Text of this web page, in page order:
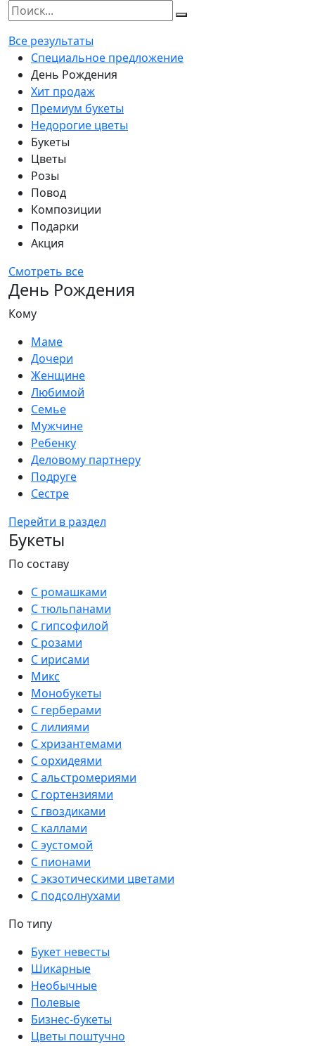
Все результаты
Специальное предложение
День Рождения
Хит продаж
Премиум букеты
Недорогие цветы
Букеты
Цветы
Розы
Повод
Композиции
Подарки
Акция
Смотреть все
День Рождения
Кому
Маме
Дочери
Женщине
Любимой
Семье
Мужчине
Ребенку
Деловому партнеру
Подруге
Сестре
Перейти в раздел
Букеты
По составу
С ромашками
С тюльпанами
С гипсофилой
С розами
С ирисами
Микс
Монобукеты
С герберами
С лилиями
С хризантемами
С орхидеями
С альстромериями
С гортензиями
С гвоздиками
С каллами
С эустомой
С пионами
С экзотическими цветами
С подсолнухами
По типу
Букет невесты
Шикарные
Необычные
Полевые
Бизнес-букеты
Цветы поштучно